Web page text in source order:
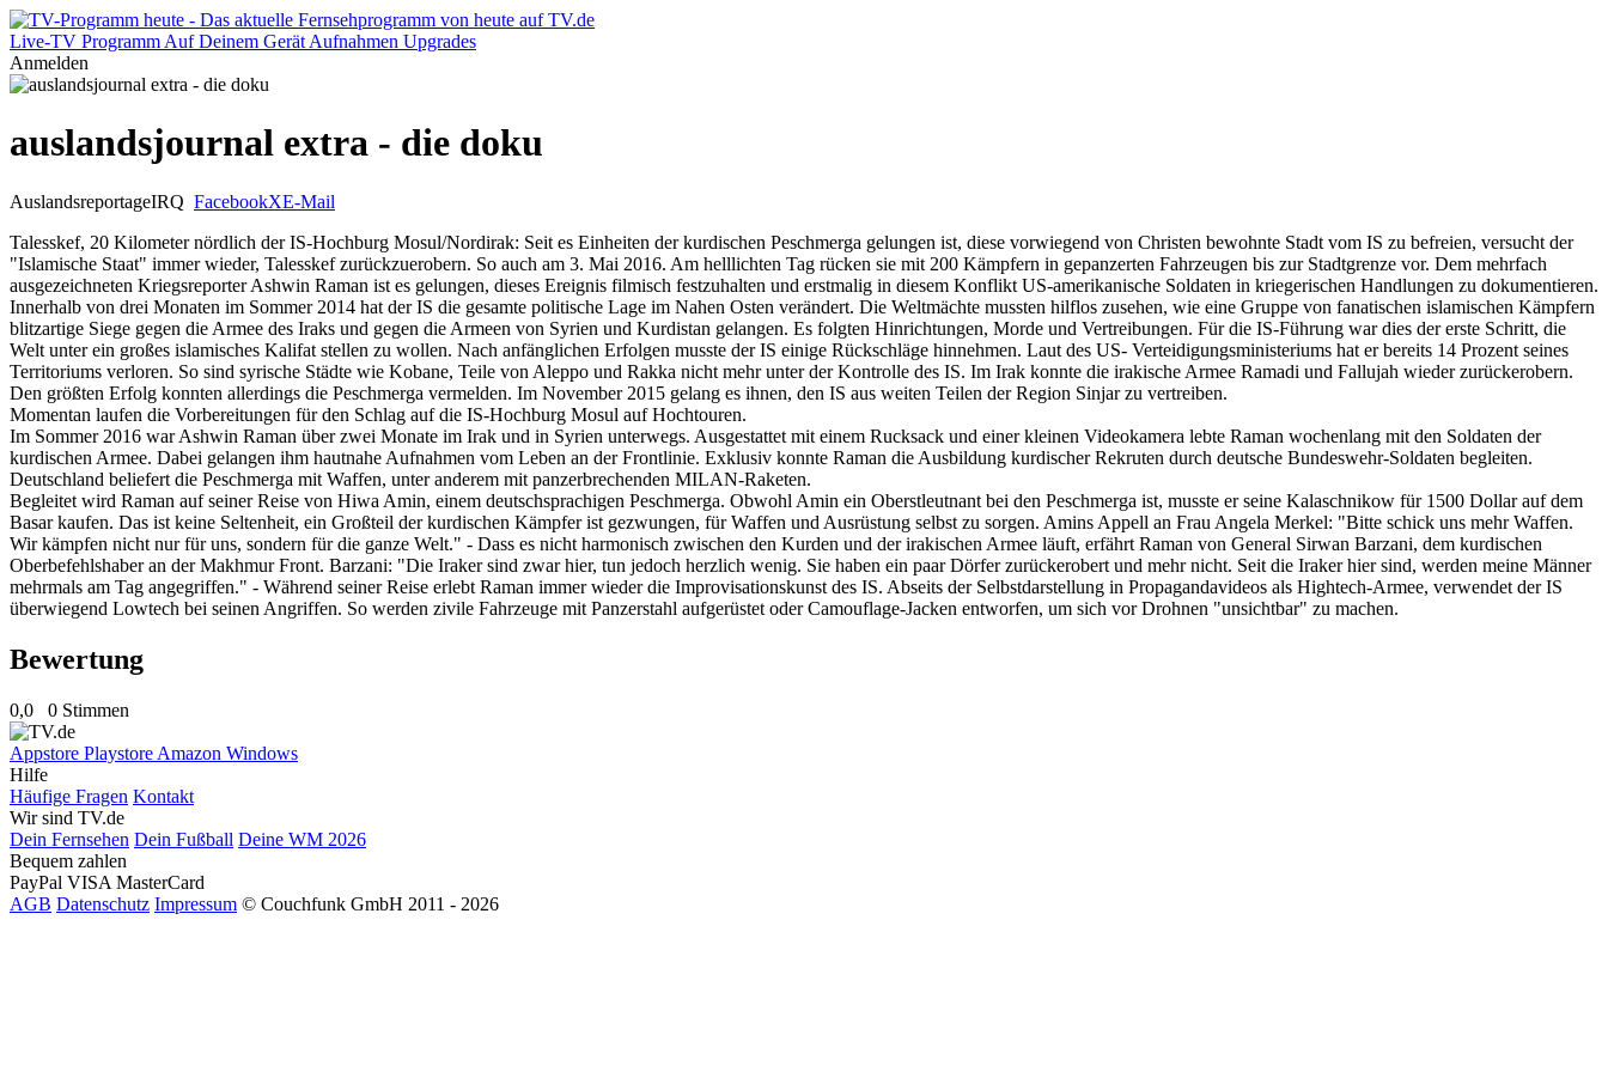
Live-TV Programm Auf Deinem Gerät Aufnahmen Upgrades
Anmelden
auslandsjournal extra - die doku
AuslandsreportageIRQ FacebookXE-Mail
Talesskef, 20 Kilometer nördlich der IS-Hochburg Mosul/Nordirak: Seit es Einheiten der kurdischen Peschmerga gelungen ist, diese vorwiegend von Christen bewohnte Stadt vom IS zu befreien, versucht der
"Islamische Staat" immer wieder, Talesskef zurückzuerobern. So auch am 3. Mai 2016. Am helllichten Tag rücken sie mit 200 Kämpfern in gepanzerten Fahrzeugen bis zur Stadtgrenze vor. Dem mehrfach
ausgezeichneten Kriegsreporter Ashwin Raman ist es gelungen, dieses Ereignis filmisch festzuhalten und erstmalig in diesem Konflikt US-amerikanische Soldaten in kriegerischen Handlungen zu dokumentieren.
Innerhalb von drei Monaten im Sommer 2014 hat der IS die gesamte politische Lage im Nahen Osten verändert. Die Weltmächte mussten hilflos zusehen, wie eine Gruppe von fanatischen islamischen Kämpfern
blitzartige Siege gegen die Armee des Iraks und gegen die Armeen von Syrien und Kurdistan gelangen. Es folgten Hinrichtungen, Morde und Vertreibungen. Für die IS-Führung war dies der erste Schritt, die
Welt unter ein großes islamisches Kalifat stellen zu wollen. Nach anfänglichen Erfolgen musste der IS einige Rückschläge hinnehmen. Laut des US- Verteidigungsministeriums hat er bereits 14 Prozent seines
Territoriums verloren. So sind syrische Städte wie Kobane, Teile von Aleppo und Rakka nicht mehr unter der Kontrolle des IS. Im Irak konnte die irakische Armee Ramadi und Fallujah wieder zurückerobern.
Den größten Erfolg konnten allerdings die Peschmerga vermelden. Im November 2015 gelang es ihnen, den IS aus weiten Teilen der Region Sinjar zu vertreiben.
Momentan laufen die Vorbereitungen für den Schlag auf die IS-Hochburg Mosul auf Hochtouren.
Im Sommer 2016 war Ashwin Raman über zwei Monate im Irak und in Syrien unterwegs. Ausgestattet mit einem Rucksack und einer kleinen Videokamera lebte Raman wochenlang mit den Soldaten der
kurdischen Armee. Dabei gelangen ihm hautnahe Aufnahmen vom Leben an der Frontlinie. Exklusiv konnte Raman die Ausbildung kurdischer Rekruten durch deutsche Bundeswehr-Soldaten begleiten.
Deutschland beliefert die Peschmerga mit Waffen, unter anderem mit panzerbrechenden MILAN-Raketen.
Begleitet wird Raman auf seiner Reise von Hiwa Amin, einem deutschsprachigen Peschmerga. Obwohl Amin ein Oberstleutnant bei den Peschmerga ist, musste er seine Kalaschnikow für 1500 Dollar auf dem
Basar kaufen. Das ist keine Seltenheit, ein Großteil der kurdischen Kämpfer ist gezwungen, für Waffen und Ausrüstung selbst zu sorgen. Amins Appell an Frau Angela Merkel: "Bitte schick uns mehr Waffen.
Wir kämpfen nicht nur für uns, sondern für die ganze Welt." - Dass es nicht harmonisch zwischen den Kurden und der irakischen Armee läuft, erfährt Raman von General Sirwan Barzani, dem kurdischen
Oberbefehlshaber an der Makhmur Front. Barzani: "Die Iraker sind zwar hier, tun jedoch herzlich wenig. Sie haben ein paar Dörfer zurückerobert und mehr nicht. Seit die Iraker hier sind, werden meine Männer
mehrmals am Tag angegriffen." - Während seiner Reise erlebt Raman immer wieder die Improvisationskunst des IS. Abseits der Selbstdarstellung in Propagandavideos als Hightech-Armee, verwendet der IS
überwiegend Lowtech bei seinen Angriffen. So werden zivile Fahrzeuge mit Panzerstahl aufgerüstet oder Camouflage-Jacken entworfen, um sich vor Drohnen "unsichtbar" zu machen.
Bewertung
0,0 0 Stimmen
Appstore Playstore Amazon Windows
Hilfe
Häufige Fragen Kontakt
Wir sind TV.de
Dein Fernsehen Dein Fußball Deine WM 2026
Bequem zahlen
PayPal VISA MasterCard
AGB Datenschutz Impressum © Couchfunk GmbH 2011 - 2026